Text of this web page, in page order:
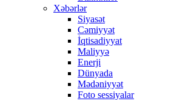
Xəbərlər
Siyasət
Cəmiyyət
İqtisadiyyat
Maliyyə
Enerji
Dünyada
Mədəniyyət
Foto sessiyalar